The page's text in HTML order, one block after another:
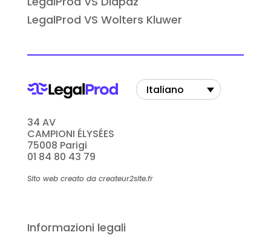
LegalProd VS Wolters Kluwer
34 AV
CAMPIONI ÉLYSÉES
75008 Parigi
01 84 80 43 79
Sito web creato da createur2site.fr
Italiano
Informazioni legali